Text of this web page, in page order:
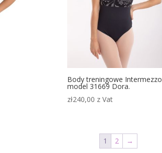
Body treningowe Intermezzo
model 31669 Dora.
zł240,00 z Vat
1 2 →